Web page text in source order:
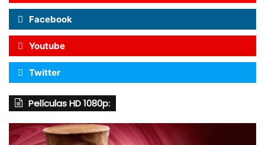
Facebook
Youtube
Twitter
Películas HD 1080p: